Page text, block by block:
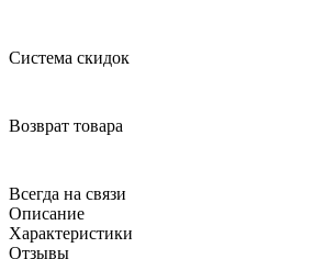
Система скидок
Возврат товара
Всегда на связи
Описание
Характеристики
Отзывы